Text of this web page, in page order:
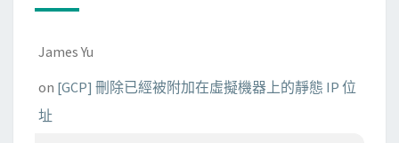
James Yu
on [GCP] 刪除已經被附加在虛擬機器上的靜態 IP 位
址